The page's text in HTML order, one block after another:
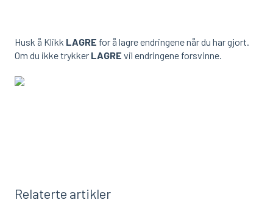
Husk å Klikk LAGRE for å lagre endringene når du har gjort.
Om du ikke trykker LAGRE vil endringene forsvinne.
Relaterte artikler